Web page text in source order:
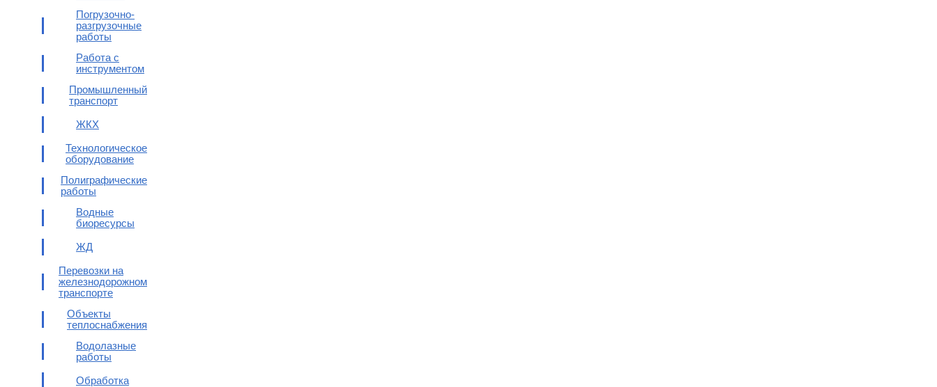
Погрузочно-
разгрузочные
работы
Работа с
инструментом
Промышленный
транспорт
ЖКХ
Технологическое
оборудование
Полиграфические
работы
Водные
биоресурсы
ЖД
Перевозки на
железнодорожном
транспорте
Объекты
теплоснабжения
Водолазные
работы
Обработка